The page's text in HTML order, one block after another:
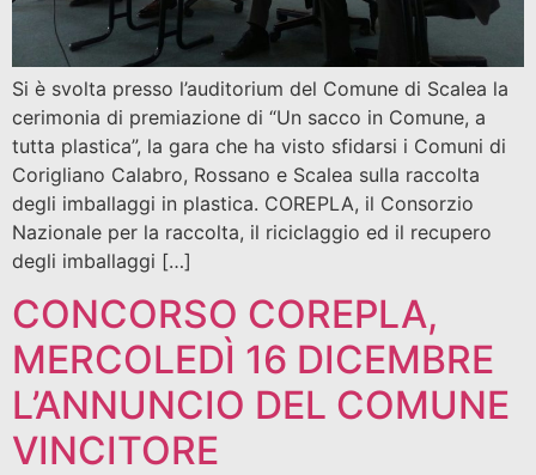
Si è svolta presso l’auditorium del Comune di Scalea la
cerimonia di premiazione di “Un sacco in Comune, a
tutta plastica”, la gara che ha visto sfidarsi i Comuni di
Corigliano Calabro, Rossano e Scalea sulla raccolta
degli imballaggi in plastica. COREPLA, il Consorzio
Nazionale per la raccolta, il riciclaggio ed il recupero
degli imballaggi […]
CONCORSO COREPLA,
MERCOLEDÌ 16 DICEMBRE
L’ANNUNCIO DEL COMUNE
VINCITORE